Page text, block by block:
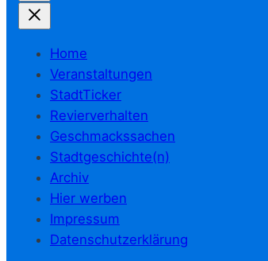
Home
Veranstaltungen
StadtTicker
Revierverhalten
Geschmackssachen
Stadtgeschichte(n)
Archiv
Hier werben
Impressum
Datenschutzerklärung